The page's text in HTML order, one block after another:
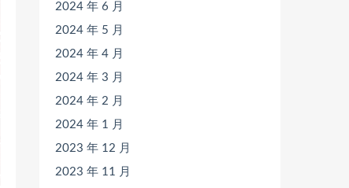
2024 年 6 月
2024 年 5 月
2024 年 4 月
2024 年 3 月
2024 年 2 月
2024 年 1 月
2023 年 12 月
2023 年 11 月